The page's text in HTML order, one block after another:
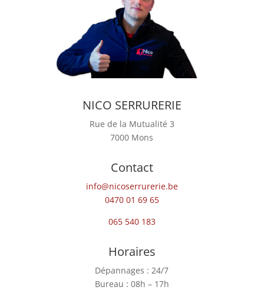
NICO SERRURERIE
Rue de la Mutualité 3
7000 Mons
Contact
info@nicoserrurerie.be
0470 01 69 65
065 540 183
Horaires
Dépannages : 24/7
Bureau : 08h – 17h